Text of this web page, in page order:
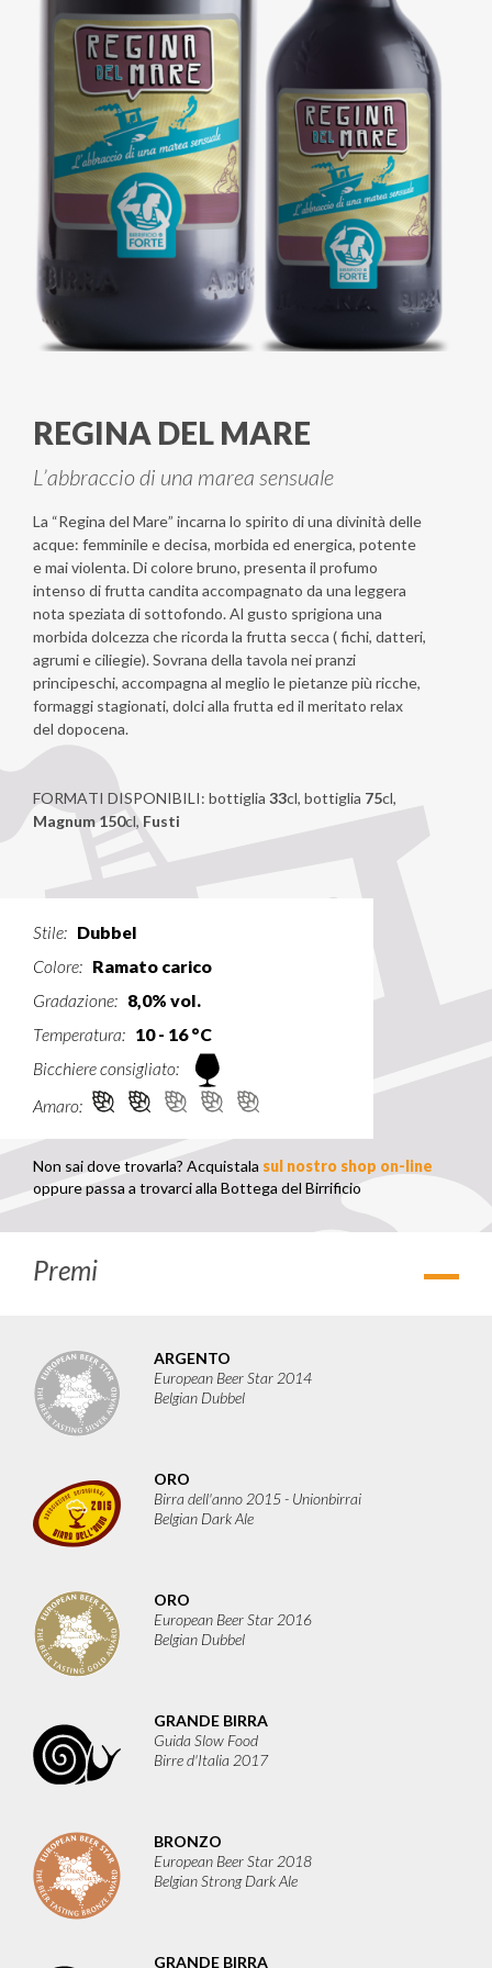
REGINA DEL MARE
L’abbraccio di una marea sensuale
La “Regina del Mare” incarna lo spirito di una divinità delle
acque: femminile e decisa, morbida ed energica, potente
e mai violenta. Di colore bruno, presenta il profumo
intenso di frutta candita accompagnato da una leggera
nota speziata di sottofondo. Al gusto sprigiona una
morbida dolcezza che ricorda la frutta secca ( fichi, datteri,
agrumi e ciliegie). Sovrana della tavola nei pranzi
principeschi, accompagna al meglio le pietanze più ricche,
formaggi stagionati, dolci alla frutta ed il meritato relax
del dopocena.
FORMATI DISPONIBILI: bottiglia 33cl, bottiglia 75cl,
Magnum 150cl, Fusti
Stile: Dubbel
Colore: Ramato carico
Gradazione: 8,0% vol.
Temperatura: 10 - 16 °C
Bicchiere consigliato:
Amaro:
Non sai dove trovarla? Acquistala sul nostro shop on-line
oppure passa a trovarci alla Bottega del Birrificio
Premi
Apri
ARGENTO
European Beer Star 2014
Belgian Dubbel
ORO
Birra dell'anno 2015 - Unionbirrai
Belgian Dark Ale
ORO
European Beer Star 2016
Belgian Dubbel
GRANDE BIRRA
Guida Slow Food
Birre d'Italia 2017
BRONZO
European Beer Star 2018
Belgian Strong Dark Ale
GRANDE BIRRA